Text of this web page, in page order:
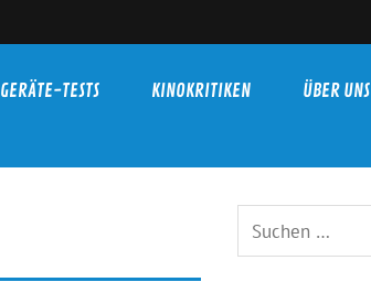
GERÄTE-TESTS KINOKRITIKEN ÜBER UNS